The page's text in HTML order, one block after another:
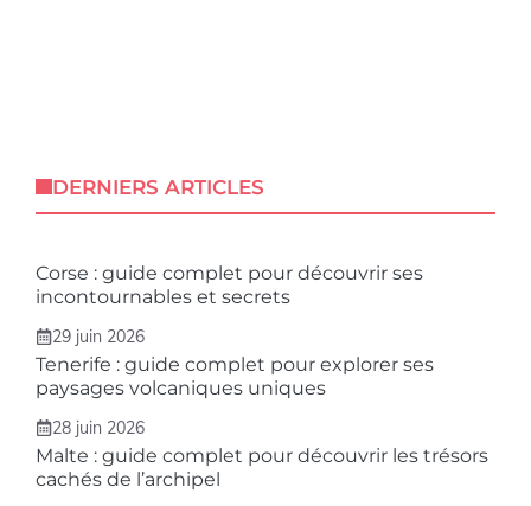
DERNIERS ARTICLES
Corse : guide complet pour découvrir ses
incontournables et secrets
29 juin 2026
Tenerife : guide complet pour explorer ses
paysages volcaniques uniques
28 juin 2026
Malte : guide complet pour découvrir les trésors
cachés de l’archipel